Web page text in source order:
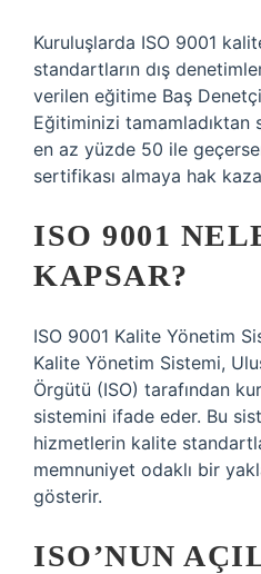
Kuruluşlarda ISO 9001
standartların dış
verilen eğitime Baş
Eğitiminizi tamamladıktan
en az yüzde 50 ile
sertifikası almaya hak
ISO 9001
KAPSAR?
ISO 9001 Kalite Yönetim
Kalite Yönetim Sistemi,
Örgütü (ISO) tarafından
sistemini ifade eder. Bu
hizmetlerin kalite
memnuniyet odaklı bir
gösterir.
ISO’NUN